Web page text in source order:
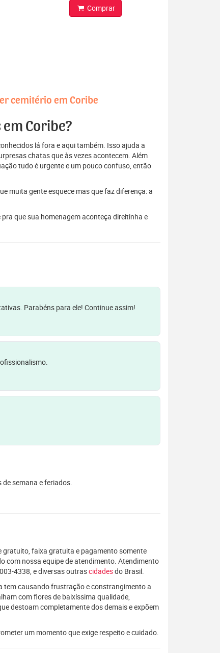
Comprar
cemitério em Coribe
Coribe?
lá fora e aqui também. Isso ajuda a
chatas que às vezes acontecem. Além
tudo é urgente e um pouco confuso, então
muita gente esquece mas que faz diferença: a
que sua homenagem aconteça direitinha e
Parabéns para ele! Continue assim!
semana e feriados.
gratuito, faixa gratuita e pagamento somente
com nossa equipe de atendimento. Atendimento
4338, e diversas outrascidadesdo Brasil.
tem causando frustração e constrangimento a
com flores de baixíssima qualidade,
destoam completamente dos demais e expõem
um momento que exige respeito e cuidado.